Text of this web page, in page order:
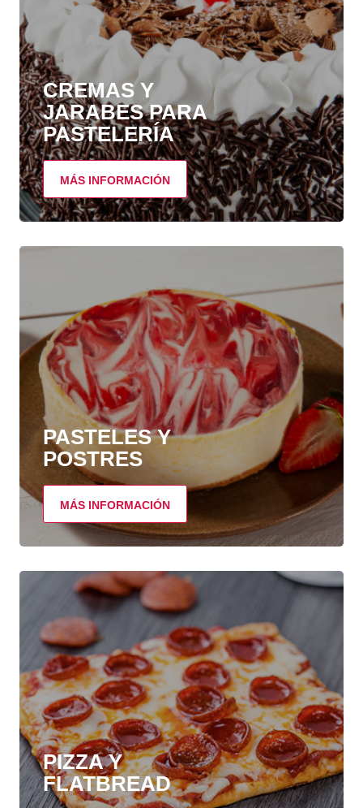
CREMAS Y
JARABES PARA
PASTELERÍA
MÁS INFORMACIÓN
PASTELES Y
POSTRES
MÁS INFORMACIÓN
PIZZA Y
FLATBREAD